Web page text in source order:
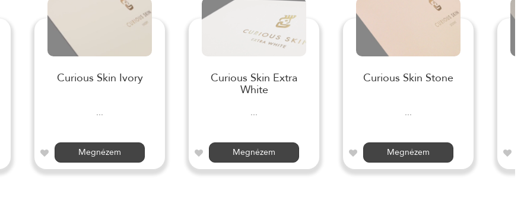
Curious Skin Ivory
...
Megnézem
Curious Skin Extra
White
...
Megnézem
Curious Skin Stone
...
Megnézem